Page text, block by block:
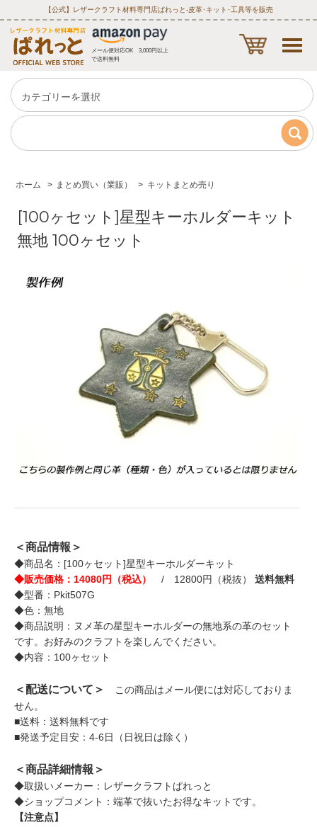
【公式】レザークラフト材料専門店ぱれっと‐皮革･キット･工具等を販売
メール便対応OK 3,000円以上
で送料無料
ホーム > まとめ買い（業販） > キットまとめ売り
[100ヶセット]星型キーホルダーキット
無地 100ヶセット
＜商品情報＞
◆商品名：[100ヶセット]星型キーホルダーキット
◆販売価格：14080円（税込）
/ 12800円（税抜） 送料無料
◆型番：Pkit507G
◆色：無地
◆商品説明：ヌメ革の星型キーホルダーの無地系の革のセット
です。お好みのクラフトを楽しんでください。
◆内容：100ヶセット
＜配送について＞
この商品はメール便には対応しておりま
せん。
■送料：送料無料です
■発送予定目安：4-6日（日祝日は除く）
＜商品詳細情報＞
◆取扱いメーカー：レザークラフトぱれっと
◆ショップコメント：端革で抜いたお得なキットです。
【注意点】